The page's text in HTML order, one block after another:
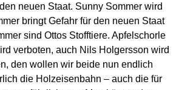
neuen Staat. Sunny Sommer wird
bringt Gefahr für den neuen Staat
sind Ottos Stofftiere. Apfelschorle
verboten, auch Nils Holgersson wird
den wollen wir beide nun endlich
die Holzeisenbahn – auch die für